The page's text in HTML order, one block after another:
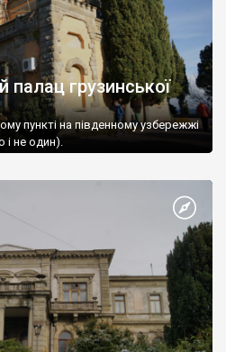
грузинської
пункті на південному узбережжі
і не один).